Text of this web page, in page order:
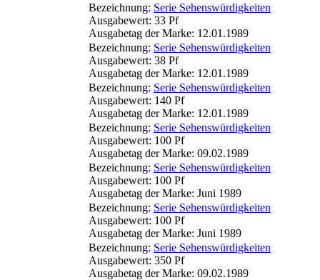
Bezeichnung: Serie Sehenswürdigkeiten
Ausgabewert: 33 Pf
Ausgabetag der Marke: 12.01.1989
Bezeichnung: Serie Sehenswürdigkeiten
Ausgabewert: 38 Pf
Ausgabetag der Marke: 12.01.1989
Bezeichnung: Serie Sehenswürdigkeiten
Ausgabewert: 140 Pf
Ausgabetag der Marke: 12.01.1989
Bezeichnung: Serie Sehenswürdigkeiten
Ausgabewert: 100 Pf
Ausgabetag der Marke: 09.02.1989
Bezeichnung: Serie Sehenswürdigkeiten
Ausgabewert: 100 Pf
Ausgabetag der Marke: Juni 1989
Bezeichnung: Serie Sehenswürdigkeiten
Ausgabewert: 100 Pf
Ausgabetag der Marke: Juni 1989
Bezeichnung: Serie Sehenswürdigkeiten
Ausgabewert: 350 Pf
Ausgabetag der Marke: 09.02.1989